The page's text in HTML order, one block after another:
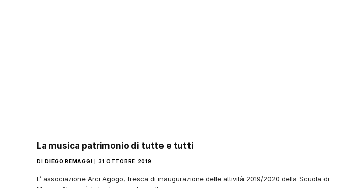
La musica patrimonio di tutte e tutti
DI DIEGO REMAGGI 31 OTTOBRE 2019
L’ associazione Arci Agogo, fresca di inaugurazione delle attività 2019/2020 della Scuola di